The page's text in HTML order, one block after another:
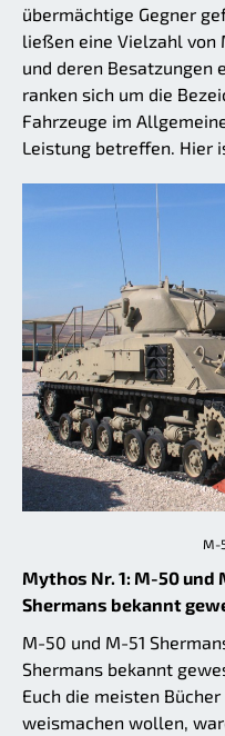
übermächtige Gegner
ließen eine Vielzahl von
und deren Besatzungen
ranken sich um die
Fahrzeuge im
Leistung betreffen. Hier
M-
Mythos Nr. 1: M-50 und
Shermans bekannt
M-50 und M-51
Shermans bekannt
Euch die meisten
weismachen wollen,